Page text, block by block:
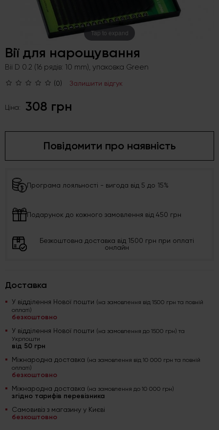
Tap to expand
Вії для нарощування
Вії D 0.2 (16 рядів: 10 mm), упаковка Green
(0) Залишити відгук
Ціна: 308 грн
Повідомити про наявність
Програма лояльності - вигода від 5 до 15%
Подарунок до кожного замовлення від 450 грн
Безкоштовна доставка від 1500 грн при оплаті
онлайн
Доставка
У відділення Нової пошти (на замовлення від 1500 грн та повній
оплаті)
безкоштовно
У відділення Нової пошти (на замовлення до 1500 грн) та
Укрпошти
від 50 грн
Міжнародна доставка (на замовлення від 10 000 грн та повній
оплаті)
безкоштовно
Міжнародна доставка (на замовлення до 10 000 грн)
згідно тарифів перевізника
Самовивіз з магазину у Києві
безкоштовно